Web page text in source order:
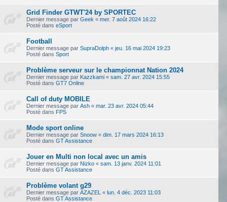
Grid Finder GTWT'24 by SPORTEC
Dernier message par Geek « mer. 7 août 2024 16:22
Posté dans eSport
Football
Dernier message par SupraDolph « jeu. 16 mai 2024 19:23
Posté dans Sport
Problème serveur sur le championnat Nation 2024
Dernier message par Kazzkami « sam. 27 avr. 2024 15:55
Posté dans GT7 Online
Call of duty MOBILE
Dernier message par Ash « mar. 23 avr. 2024 05:44
Posté dans FPS
Mode sport online
Dernier message par Snoow « dim. 17 mars 2024 16:13
Posté dans GT Assistance
Jouer en Multi non local avec un amis
Dernier message par Nizko « sam. 13 janv. 2024 11:01
Posté dans GT Assistance
Problème volant g29
Dernier message par AZAZEL « lun. 4 déc. 2023 11:03
Posté dans GT Assistance